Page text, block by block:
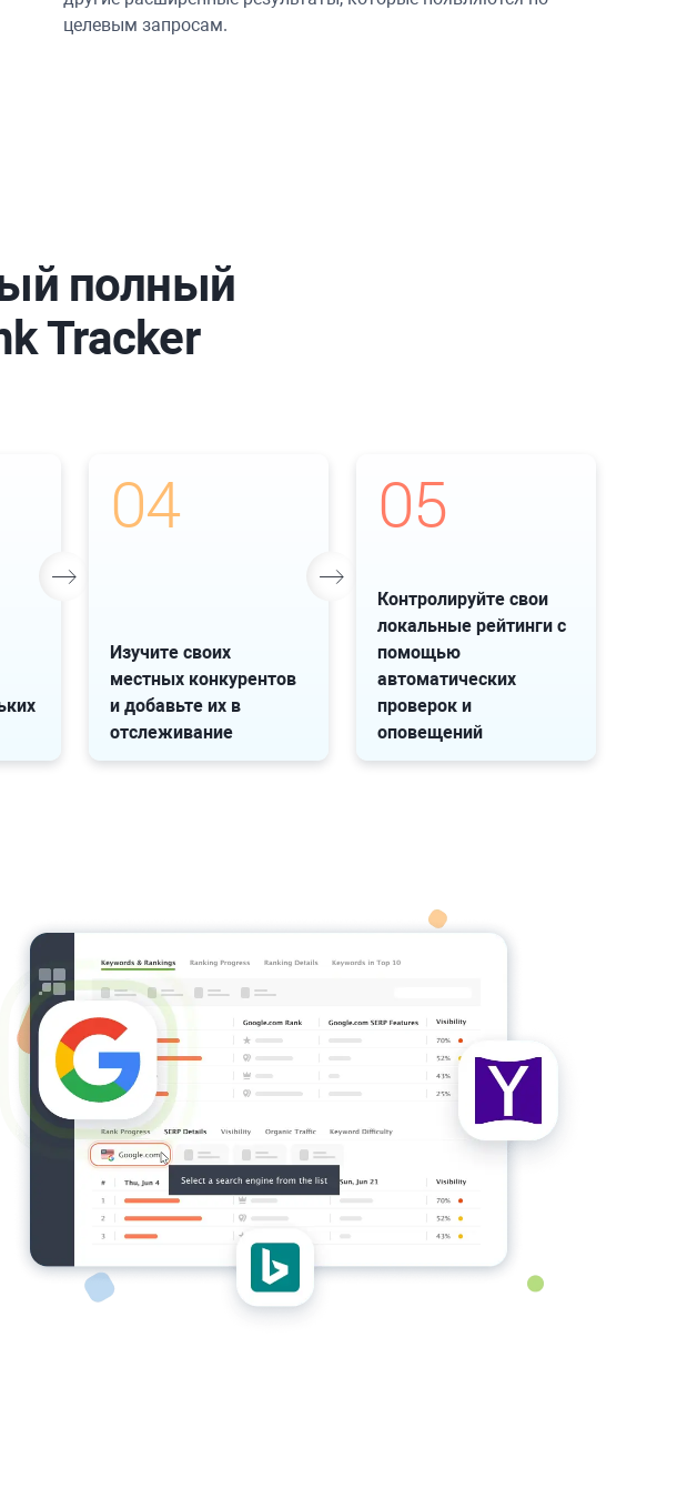
целевым запросам.
полный
Tracker
04
Изучите своих
местных конкурентов
и добавьте их в
отслеживание
05
Контролируйте свои
локальные рейтинги с
помощью
автоматических
проверок и
оповещений